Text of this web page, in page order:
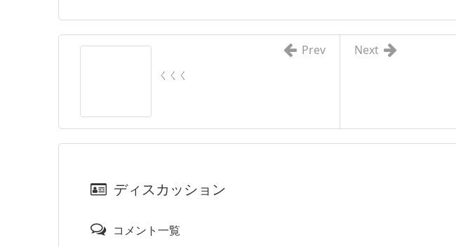
Next
くくく
Prev
ディスカッション
コメント一覧